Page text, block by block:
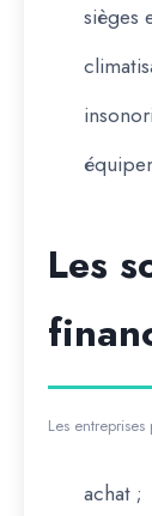
sièges
Les
Les
achat ;